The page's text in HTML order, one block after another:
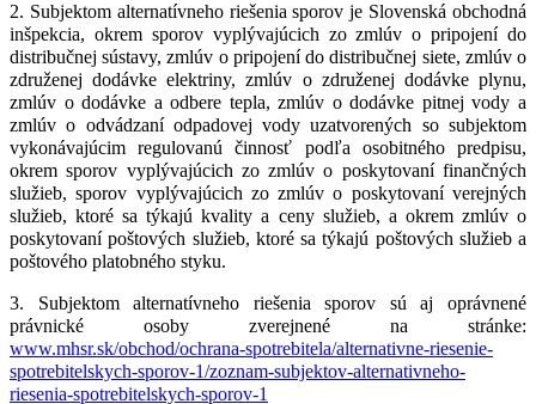
2. Subjektom alternatívneho riešenia sporov je Slovenská obchodná
inšpekcia, okrem sporov vyplývajúcich zo zmlúv o pripojení do
distribučnej sústavy, zmlúv o pripojení do distribučnej siete, zmlúv o
združenej dodávke elektriny, zmlúv o združenej dodávke plynu,
zmlúv o dodávke a odbere tepla, zmlúv o dodávke pitnej vody a
zmlúv o odvádzaní odpadovej vody uzatvorených so subjektom
vykonávajúcim regulovanú činnosť podľa osobitného predpisu,
okrem sporov vyplývajúcich zo zmlúv o poskytovaní finančných
služieb, sporov vyplývajúcich zo zmlúv o poskytovaní verejných
služieb, ktoré sa týkajú kvality a ceny služieb, a okrem zmlúv o
poskytovaní poštových služieb, ktoré sa týkajú poštových služieb a
poštového platobného styku.
3. Subjektom alternatívneho riešenia sporov sú aj oprávnené
právnické osoby zverejnené na stránke:
www.mhsr.sk/obchod/ochrana-spotrebitela/alternativne-riesenie-
spotrebitelskych-sporov-1/zoznam-subjektov-alternativneho-
riesenia-spotrebitelskych-sporov-1